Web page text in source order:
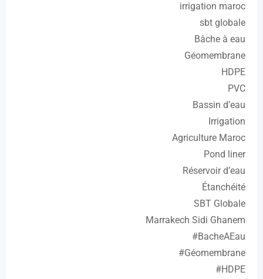
irrigation maroc
sbt globale
Bâche à eau
Géomembrane
HDPE
PVC
Bassin d’eau
Irrigation
Agriculture Maroc
Pond liner
Réservoir d’eau
Étanchéité
SBT Globale
Marrakech Sidi Ghanem
#BacheAEau
#Géomembrane
#HDPE